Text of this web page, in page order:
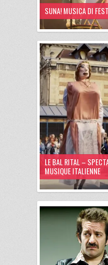
SUNA! MUSICA DI
LE BAL RITAL –
MUSIQUE ITALIENNE